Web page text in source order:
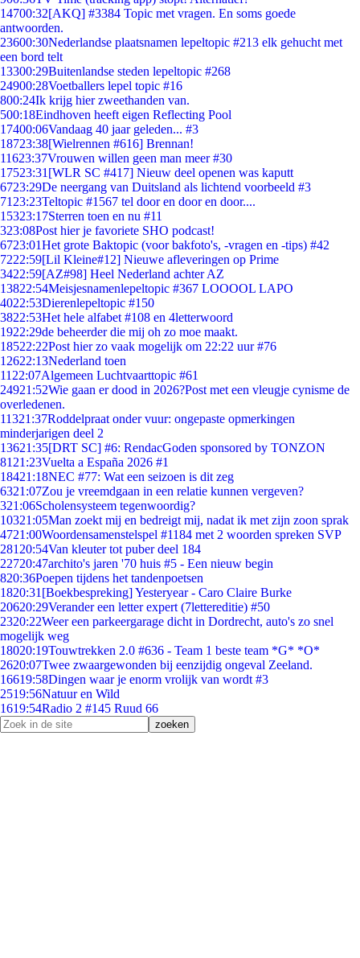
14700:32[AKQ] #3384 Topic met vragen. En soms goede
antwoorden.
23600:30Nederlandse plaatsnamen lepeltopic #213 elk gehucht met
een bord telt
13300:29Buitenlandse steden lepeltopic #268
24900:28Voetballers lepel topic #16
800:24Ik krijg hier zweethanden van.
500:18Eindhoven heeft eigen Reflecting Pool
17400:06Vandaag 40 jaar geleden... #3
18723:38[Wielrennen #616] Brennan!
11623:37Vrouwen willen geen man meer #30
17523:31 [WLR SC #417] Nieuw deel openen was kaputt
6723:29De neergang van Duitsland als lichtend voorbeeld #3
71 23:23Teltopic #1567 tel door en door en door....
15323:17Sterren toen en nu #11
323:08Post hier je favoriete SHO podcast!
6723:01Het grote Baktopic (voor bakfoto's, -vragen en -tips) #42
7222:59[Lil Kleine#12] Nieuwe afleveringen op Prime
3422:59[AZ#98] Heel Nederland achter AZ
13822:54Meisjesnamenlepeltopic #367 LOOOOL LAPO
4022:53Dierenlepeltopic #150
3822:53Het hele alfabet #108 en 4letterwoord
1922:29de beheerder die mij oh zo moe maakt.
18522:22Post hier zo vaak mogelijk om 22:22 uur #76
12622:13Nederland toen
11 22:07Algemeen Luchtvaarttopic #61
24921:52Wie gaan er dood in 2026?Post met een vleugje cynisme de
overledenen.
11321:37Roddelpraat onder vuur: ongepaste opmerkingen
minderjarigen deel 2
13621:35[DRT SC] #6: RendacGoden sponsored by TONZON
81 21:23Vuelta a España 2026 #1
18421:18NEC #77: Wat een seizoen is dit zeg
6321:07Zou je vreemdgaan in een relatie kunnen vergeven?
321:06Scholensysteem tegenwoordig?
10321:05Man zoekt mij en bedreigt mij, nadat ik met zijn zoon sprak
4721:00Woordensamenstelspel #1184 met 2 woorden spreken SVP
281 20:54Van kleuter tot puber deel 184
22720:47archito's jaren '70 huis #5 - Een nieuw begin
820:36Poepen tijdens het tandenpoetsen
1820:31 [Boekbespreking] Yesteryear - Caro Claire Burke
20620:29Verander een letter expert (7lettereditie) #50
2320:22Weer een parkeergarage dicht in Dordrecht, auto's zo snel
mogelijk weg
18020:19Touwtrekken 2.0 #636 - Team 1 beste team *G* *O*
2620:07Twee zwaargewonden bij eenzijdig ongeval Zeeland.
16619:58Dingen waar je enorm vrolijk van wordt #3
2519:56Natuur en Wild
1619:54Radio 2 #145 Ruud 66